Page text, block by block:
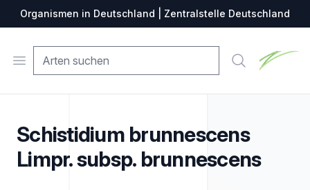
Organismen in Deutschland | Zentralstelle Deutschland
Open menu Suche
Schistidium brunnescens
Limpr. subsp. brunnescens